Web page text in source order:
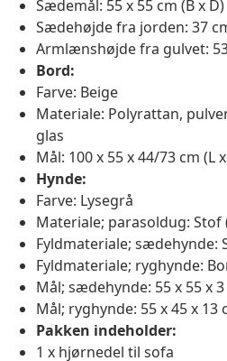
Sædemål: 55 x 55 cm (B x D)
Sædehøjde fra jorden: 37
Armlænshøjde fra gulvet:
Bord:
Farve: Beige
Materiale: Polyrattan,
glas
Mål: 100 x 55 x 44/73 cm (L
Hynde:
Farve: Lysegrå
Materiale; parasoldug: Stof
Fyldmateriale; sædehynde:
Fyldmateriale; ryghynde:
Mål; sædehynde: 55 x 55 x 3
Mål; ryghynde: 55 x 45 x 13
Pakken indeholder:
1 x hjørnedel til sofa